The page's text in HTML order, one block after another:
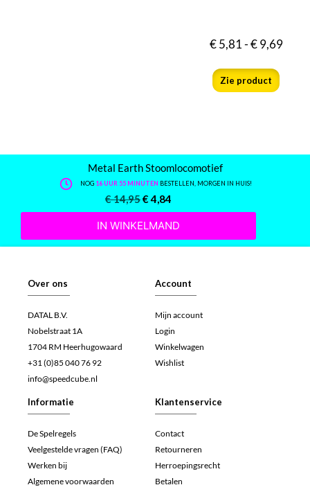
€5,81-€9,69
Zie product
Metal Earth Stoomlocomotief
NOG 16 UUR 55 MINUTEN BESTELLEN, MORGEN IN HUIS!
€14,95€4,84
IN WINKELMAND
Over ons
DATAL B.V.
Nobelstraat 1A
1704 RM Heerhugowaard
+31 (0)85 040 76 92
info@speedcube.nl
Account
Mijn account
Login
Winkelwagen
Wishlist
Informatie
De Spelregels
Veelgestelde vragen (FAQ)
Werken bij
Algemene voorwaarden
Klantenservice
Contact
Retourneren
Herroepingsrecht
Betalen